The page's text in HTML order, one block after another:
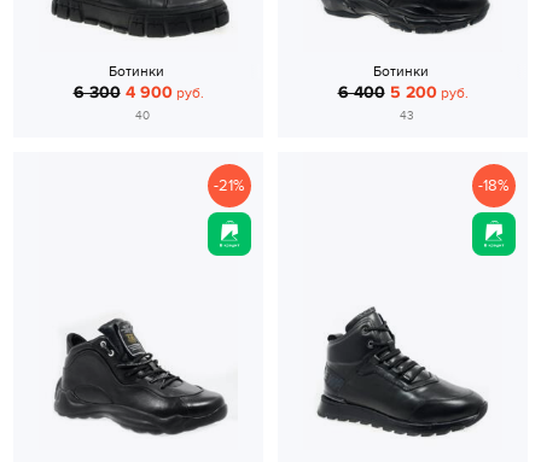
Ботинки
6 300 4 900руб.
40
Ботинки
6 400 5 200руб.
43
-21% -18%